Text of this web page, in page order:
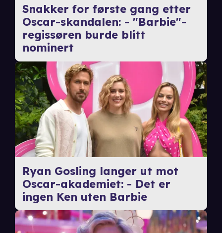
Snakker for første gang etter
Oscar-skandalen: - "Barbie"-
regissøren burde blitt
nominert
Ryan Gosling langer ut mot
Oscar-akademiet: - Det er
ingen Ken uten Barbie